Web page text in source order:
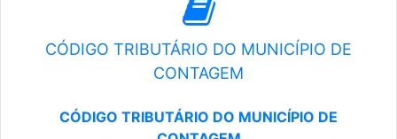
CÓDIGO TRIBUTÁRIO DO MUNICÍPIO DE
CONTAGEM
CÓDIGO TRIBUTÁRIO DO MUNICÍPIO DE